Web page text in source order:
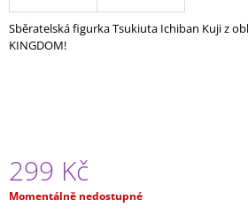
Sběratelská figurka Tsukiuta Ichiban Kuji z
KINGDOM!
299 Kč
Měrná
Momentálně nedostupné
P
O
R
E
ONE